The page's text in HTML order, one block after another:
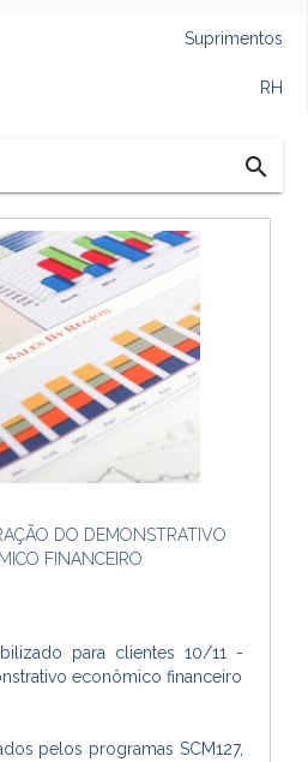
Suprimentos
RH
search
DO DEMONSTRATIVO
FINANCEIRO
para clientes 10/11 -
econômico financeiro
pelos programas SCM127,